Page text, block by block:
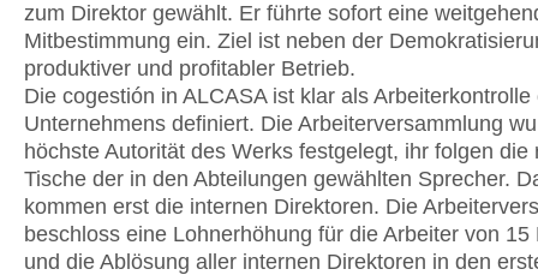
zum Direktor gewählt. Er führte sofort eine
Mitbestimmung ein. Ziel ist neben der
produktiver und profitabler Betrieb.
Die cogestión in ALCASA ist klar als Arbeiterkontrolle
Unternehmens definiert. Die Arbeiterversammlung
höchste Autorität des Werks festgelegt, ihr folgen die
Tische der in den Abteilungen gewählten Sprecher.
kommen erst die internen Direktoren. Die
beschloss eine Lohnerhöhung für die Arbeiter von 15
und die Ablösung aller internen Direktoren in den